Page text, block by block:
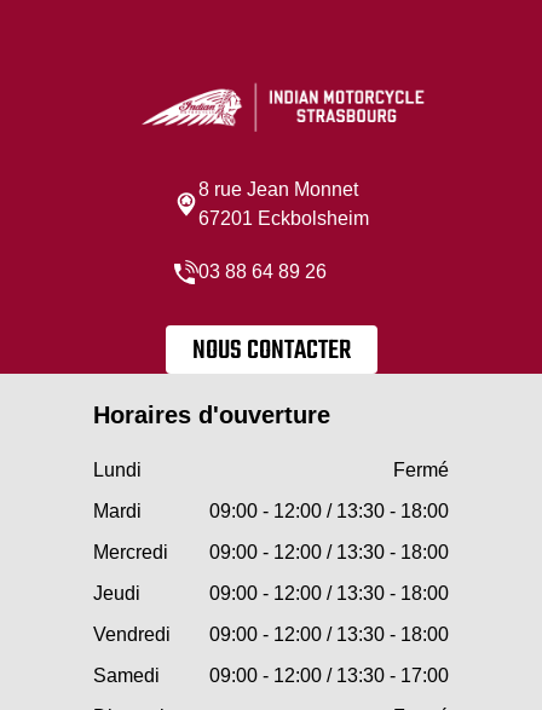
8 rue Jean Monnet
67201 Eckbolsheim
03 88 64 89 26
NOUS CONTACTER
Horaires d'ouverture
Lundi
Fermé
Mardi
09:00 - 12:00 / 13:30 - 18:00
Mercredi
09:00 - 12:00 / 13:30 - 18:00
Jeudi
09:00 - 12:00 / 13:30 - 18:00
Vendredi
09:00 - 12:00 / 13:30 - 18:00
Samedi
09:00 - 12:00 / 13:30 - 17:00